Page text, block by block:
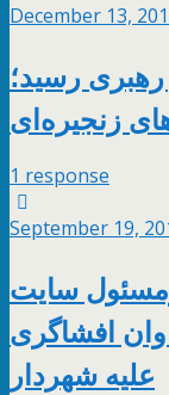
December 13,
رسید؛
زنجیره‌ای
1 response
September 19,
سایت
افشاگری
علیه شهردار